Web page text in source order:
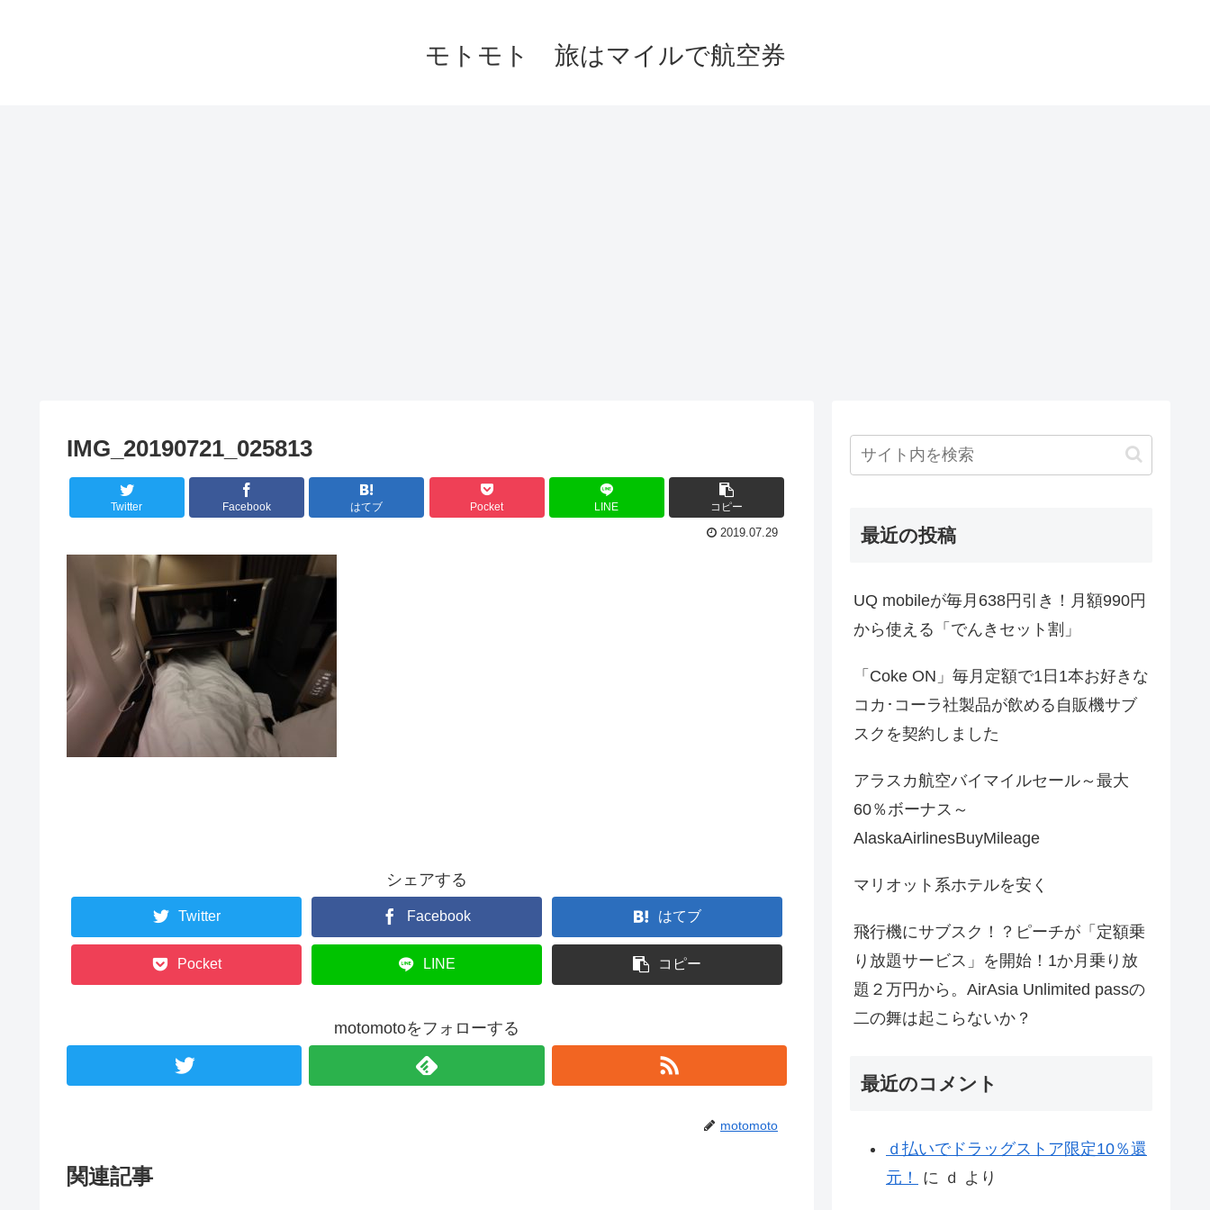
モトモト 旅はマイルで航空券
IMG_20190721_025813
Twitter Facebook はてブ Pocket LINE コピー
2019.07.29
シェアする
Twitter Facebook はてブ
Pocket LINE コピー
motomotoをフォローする
motomoto
関連記事
最近の投稿
UQ mobileが毎月638円引き！月額990円
から使える「でんきセット割」
「Coke ON」毎月定額で1日1本お好きな
コカ･コーラ社製品が飲める自販機サブ
スクを契約しました
アラスカ航空バイマイルセール～最大
60％ボーナス～
AlaskaAirlinesBuyMileage
マリオット系ホテルを安く
飛行機にサブスク！？ピーチが「定額乗
り放題サービス」を開始！1か月乗り放
題２万円から。AirAsia Unlimited passの
二の舞は起こらないか？
最近のコメント
ｄ払いでドラッグストア限定10％還
元！
に ｄ より